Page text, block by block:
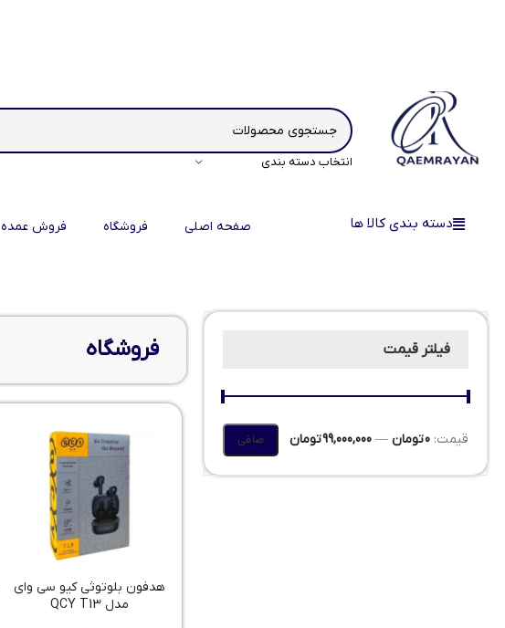
انتخاب دسته بندی
دسته بندی کالا ها صفحه اصلی فروشگاه فروش عمده
فیلتر قیمت
صافی قيمت: 0 تومان — 99,000,000 تومان
فروشگاه
هدفون بلوتوثی کیو سی وای
مدل QCY T13